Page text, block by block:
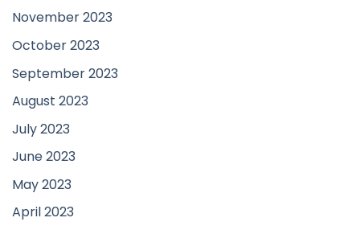
November 2023
October 2023
September 2023
August 2023
July 2023
June 2023
May 2023
April 2023